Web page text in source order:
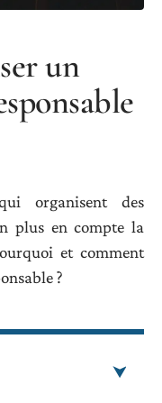
un
organisent des
plus en compte la
et comment
?